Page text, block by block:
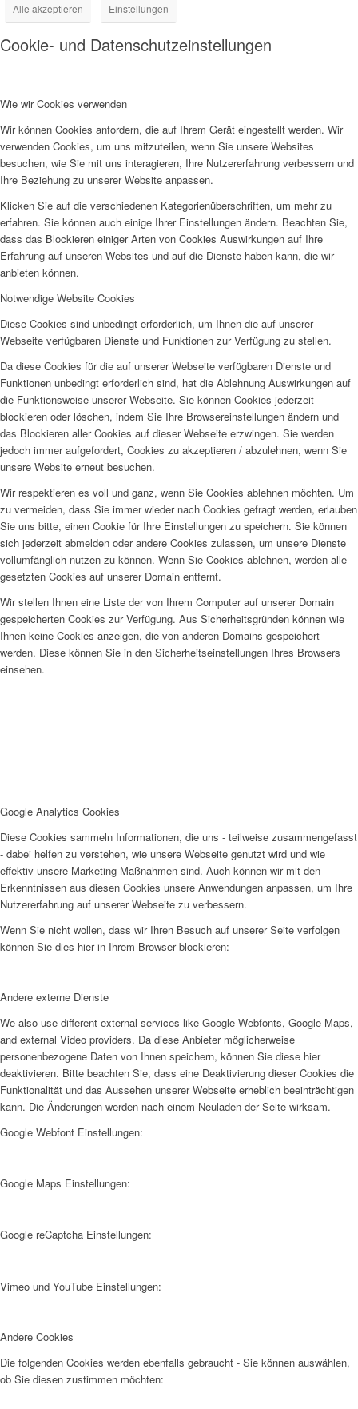
Alle akzeptieren Einstellungen
Cookie- und Datenschutzeinstellungen
Wie wir Cookies verwenden
Wir können Cookies anfordern, die auf Ihrem Gerät eingestellt werden. Wir
verwenden Cookies, um uns mitzuteilen, wenn Sie unsere Websites
besuchen, wie Sie mit uns interagieren, Ihre Nutzererfahrung verbessern und
Ihre Beziehung zu unserer Website anpassen.
Klicken Sie auf die verschiedenen Kategorienüberschriften, um mehr zu
erfahren. Sie können auch einige Ihrer Einstellungen ändern. Beachten Sie,
dass das Blockieren einiger Arten von Cookies Auswirkungen auf Ihre
Erfahrung auf unseren Websites und auf die Dienste haben kann, die wir
anbieten können.
Notwendige Website Cookies
Diese Cookies sind unbedingt erforderlich, um Ihnen die auf unserer
Webseite verfügbaren Dienste und Funktionen zur Verfügung zu stellen.
Da diese Cookies für die auf unserer Webseite verfügbaren Dienste und
Funktionen unbedingt erforderlich sind, hat die Ablehnung Auswirkungen auf
die Funktionsweise unserer Webseite. Sie können Cookies jederzeit
blockieren oder löschen, indem Sie Ihre Browsereinstellungen ändern und
das Blockieren aller Cookies auf dieser Webseite erzwingen. Sie werden
jedoch immer aufgefordert, Cookies zu akzeptieren / abzulehnen, wenn Sie
unsere Website erneut besuchen.
Wir respektieren es voll und ganz, wenn Sie Cookies ablehnen möchten. Um
zu vermeiden, dass Sie immer wieder nach Cookies gefragt werden, erlauben
Sie uns bitte, einen Cookie für Ihre Einstellungen zu speichern. Sie können
sich jederzeit abmelden oder andere Cookies zulassen, um unsere Dienste
vollumfänglich nutzen zu können. Wenn Sie Cookies ablehnen, werden alle
gesetzten Cookies auf unserer Domain entfernt.
Wir stellen Ihnen eine Liste der von Ihrem Computer auf unserer Domain
gespeicherten Cookies zur Verfügung. Aus Sicherheitsgründen können wie
Ihnen keine Cookies anzeigen, die von anderen Domains gespeichert
werden. Diese können Sie in den Sicherheitseinstellungen Ihres Browsers
einsehen.
Google Analytics Cookies
Diese Cookies sammeln Informationen, die uns - teilweise zusammengefasst
- dabei helfen zu verstehen, wie unsere Webseite genutzt wird und wie
effektiv unsere Marketing-Maßnahmen sind. Auch können wir mit den
Erkenntnissen aus diesen Cookies unsere Anwendungen anpassen, um Ihre
Nutzererfahrung auf unserer Webseite zu verbessern.
Wenn Sie nicht wollen, dass wir Ihren Besuch auf unserer Seite verfolgen
können Sie dies hier in Ihrem Browser blockieren:
Andere externe Dienste
We also use different external services like Google Webfonts, Google Maps,
and external Video providers. Da diese Anbieter möglicherweise
personenbezogene Daten von Ihnen speichern, können Sie diese hier
deaktivieren. Bitte beachten Sie, dass eine Deaktivierung dieser Cookies die
Funktionalität und das Aussehen unserer Webseite erheblich beeinträchtigen
kann. Die Änderungen werden nach einem Neuladen der Seite wirksam.
Google Webfont Einstellungen:
Google Maps Einstellungen:
Google reCaptcha Einstellungen:
Vimeo und YouTube Einstellungen:
Andere Cookies
Die folgenden Cookies werden ebenfalls gebraucht - Sie können auswählen,
ob Sie diesen zustimmen möchten: